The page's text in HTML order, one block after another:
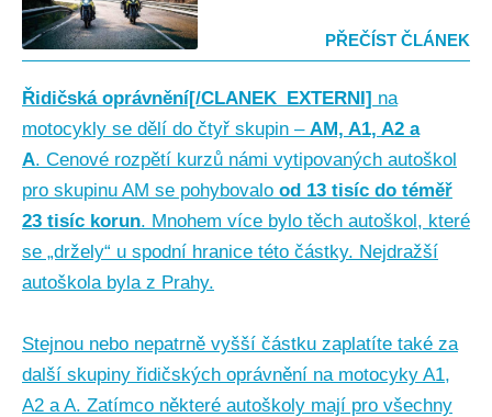
PŘEČÍST ČLÁNEK
Řidičská oprávnění[/CLANEK_EXTERNI] na
motocykly se dělí do čtyř skupin – AM, A1, A2 a
A. Cenové rozpětí kurzů námi vytipovaných autoškol
pro skupinu AM se pohybovalo od 13 tisíc do téměř
23 tisíc korun. Mnohem více bylo těch autoškol, které
se „držely“ u spodní hranice této částky. Nejdražší
autoškola byla z Prahy.
Stejnou nebo nepatrně vyšší částku zaplatíte také za
další skupiny řidičských oprávnění na motocyky A1,
A2 a A. Zatímco některé autoškoly mají pro všechny